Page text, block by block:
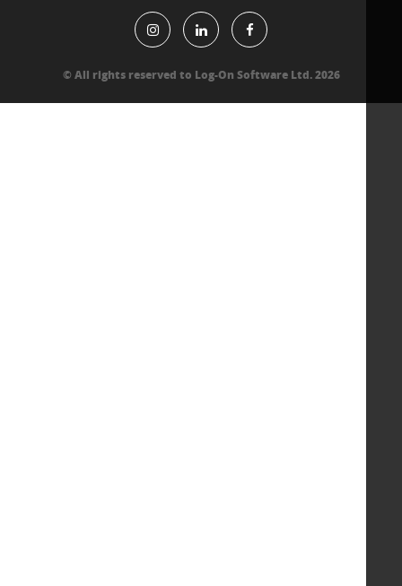
All rights reserved to Log-On Software Ltd. 2026 ©